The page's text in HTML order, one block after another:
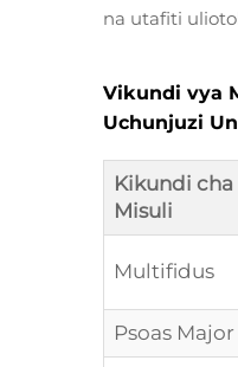
na utafiti
Vikundi vya
Uchunjuzi
Kikundi cha
Misuli
Multifidus
Psoas Major